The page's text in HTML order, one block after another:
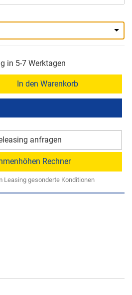
in 5-7 Werktagen
In den Warenkorb
anfragen
Rechner
Leasing gesonderte Konditionen